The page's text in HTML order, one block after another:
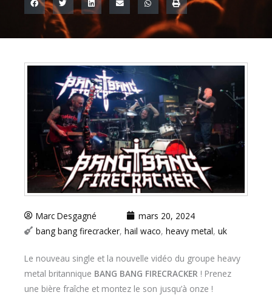
Marc Desgagné
mars 20, 2024
bang bang firecracker, hail waco, heavy metal, uk
Le nouveau single et la nouvelle vidéo du groupe heavy
metal britannique BANG BANG FIRECRACKER ! Prenez
une bière fraîche et montez le son jusqu’à onze !